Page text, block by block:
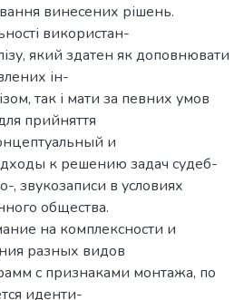
винесених рішень.
використан-
який здатен як доповнювати
ін-
так і мати за певних умов
прийняття
и
к решению задач судеб-
, звукозаписи в условиях
общества.
на комплексности и
разных видов
с признаками монтажа, по
иденти-